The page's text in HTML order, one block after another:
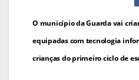
Navegação
de
artigos
O município da Guarda vai
equipadas com tecnologia
crianças do primeiro ciclo de